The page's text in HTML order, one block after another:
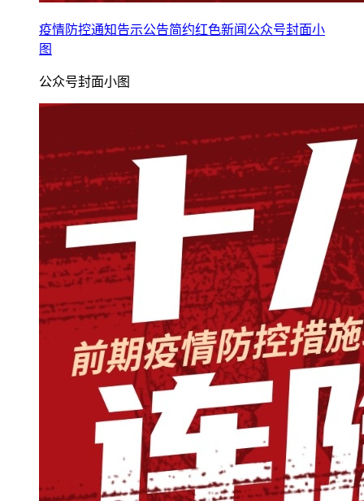
疫情防控通知告示公告简约红色新闻公众号封面小
图
公众号封面小图